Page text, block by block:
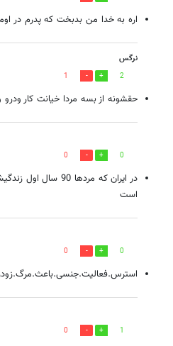
اره به خدا من بدبخت که پدرم در
نرگس
2
1
حقشونه از بسه مردا خیانت کار
0
0
در ایران که مردها 90
است
0
0
1
0